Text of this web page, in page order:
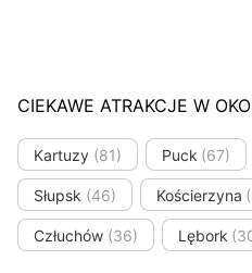
CIEKAWE ATRAKCJE W
Kartuzy (81) Puck (67)
Słupsk (46) Kościerzyna
Człuchów (36) Lębork